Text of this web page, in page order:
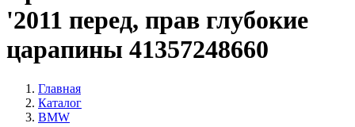
'2011 перед, прав глубокие
царапины 41357248660
Главная
Каталог
BMW